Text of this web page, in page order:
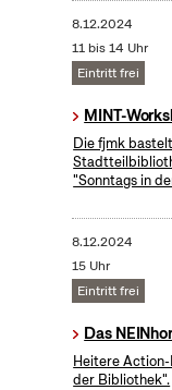
8.12.2024
11 bis 14 Uhr
Eintritt frei
MINT-
Die fjmk
"Sonntags in
8.12.2024
15 Uhr
Eintritt frei
Das
Heitere Action-
der Bibliothek".